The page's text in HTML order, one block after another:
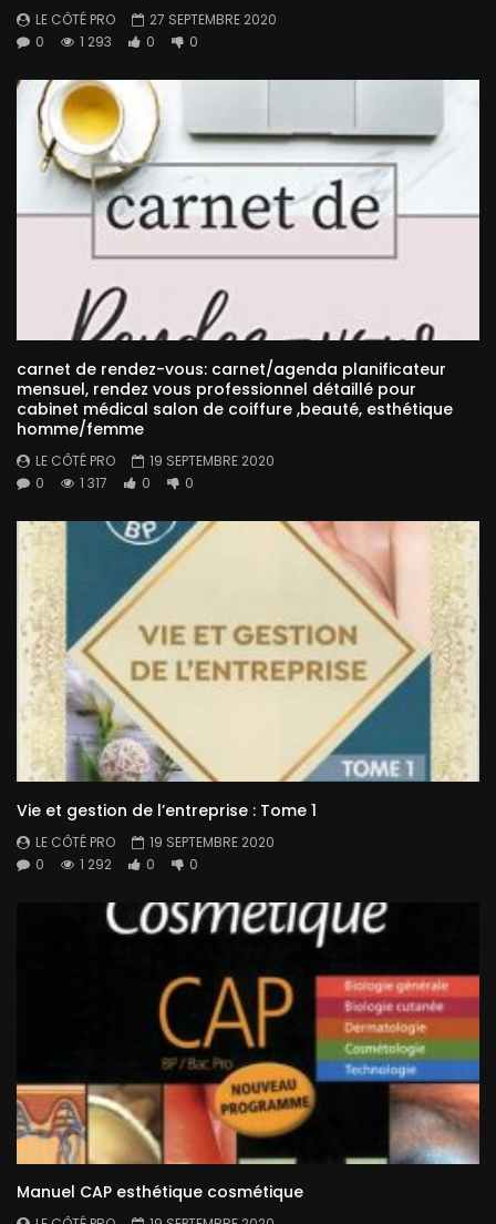
LE CÔTÉ PRO
27 SEPTEMBRE 2020
0
1 293 0 0
carnet de rendez-vous: carnet/agenda planificateur
mensuel, rendez vous professionnel détaillé pour
cabinet médical salon de coiffure ,beauté, esthétique
homme/femme
LE CÔTÉ PRO
19 SEPTEMBRE 2020
0
1 317 0 0
Vie et gestion de l’entreprise : Tome 1
LE CÔTÉ PRO
19 SEPTEMBRE 2020
0
1 292 0 0
Manuel CAP esthétique cosmétique